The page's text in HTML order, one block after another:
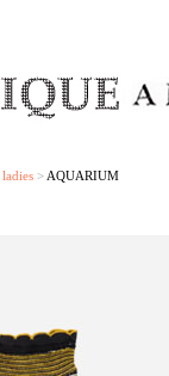
ladies > AQUARIUM